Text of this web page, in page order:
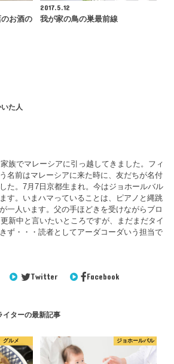
お酒の
2017.5.12
我が家の鳥の巣最前線
た人
族でマレーシアに引っ越してきました。フィ
名前はマレーシアに来た時に、友だちが名付
た。7月7日京都生まれ。今はジョホールバル
す。いまハマっていることは、ピアノと縄跳
一人います。父の手ほどきを受けながらブロ
新中 と言いたいところですが、まだまだタイ
ず・・・読者としてアーダコーダいう担当で
Twitter Facebook
イターの最新記事
グルメ ジョホールバル